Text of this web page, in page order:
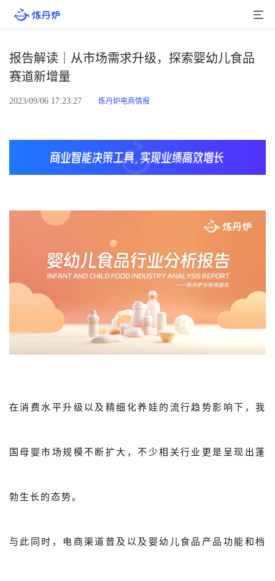
产品介绍
行业数据
品牌数据
商品库
组合洞察
概念洞察
数据中心
解决方案
电商解决方案
活动中心
报告解读｜从市场需求升级，探索婴幼儿食品
赛道新增量
2023/09/06 17:23:27 炼丹炉电商情报
在消费水平升级以及精细化养娃的流行趋势影响下，我
国母婴市场规模不断扩大，不少相关行业更是呈现出蓬
勃生长的态势。
与此同时，电商渠道普及以及婴幼儿食品产品功能和档